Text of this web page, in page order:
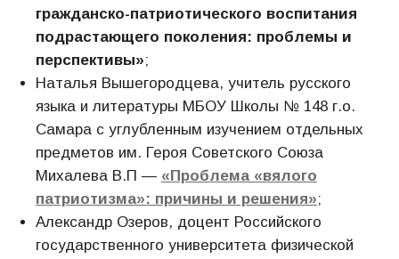
гражданско-патриотического воспитания
подрастающего поколения: проблемы и
перспективы»;
Наталья Вышегородцева, учитель русского
языка и литературы МБОУ Школы № 148 г.о.
Самара с углубленным изучением отдельных
предметов им. Героя Советского Союза
Михалева В.П — «Проблема «вялого
патриотизма»: причины и решения»;
Александр Озеров, доцент Российского
государственного университета физической